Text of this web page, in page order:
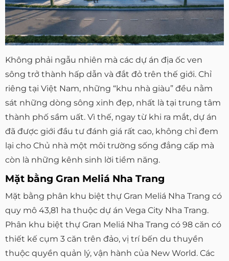
Không phải ngẫu nhiên mà các dự án địa ốc ven
sông trở thành hấp dẫn và đắt đỏ trên thế giới. Chỉ
riêng tại Việt Nam, những “khu nhà giàu” đều nằm
sát những dòng sông xinh đẹp, nhất là tại trung tâm
thành phố sầm uất. Vì thế, ngay từ khi ra mắt, dự án
đã được giới đầu tư đánh giá rất cao, không chỉ đem
lại cho Chủ nhà một môi trường sống đẳng cấp mà
còn là những kênh sinh lời tiềm năng.
Mặt bằng Gran Meliá Nha Trang
Mặt bằng phân khu biệt thự Gran Meliá Nha Trang có
quy mô 43,81 ha thuộc dự án Vega City Nha Trang.
Phân khu biệt thự Gran Meliá Nha Trang có 98 căn có
thiết kế cụm 3 căn trên đảo, vị trí bến du thuyền
thuộc quyền quản lý, vận hành của New World. Các